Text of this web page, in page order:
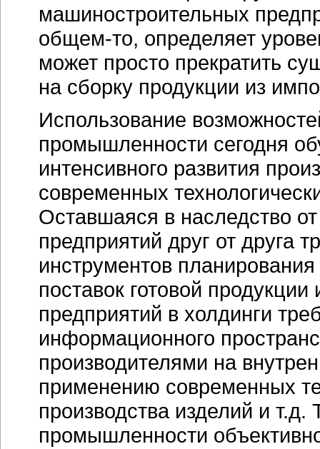
машиностроительных
общем-то, определяет
может просто прекратить
на сборку продукции из
Использование
промышленности сегодня
интенсивного развития
современных
Оставшаяся в наследство
предприятий друг от друга
инструментов
поставок готовой
предприятий в холдинги
информационного
производителями на
применению современных
производства изделий и
промышленности